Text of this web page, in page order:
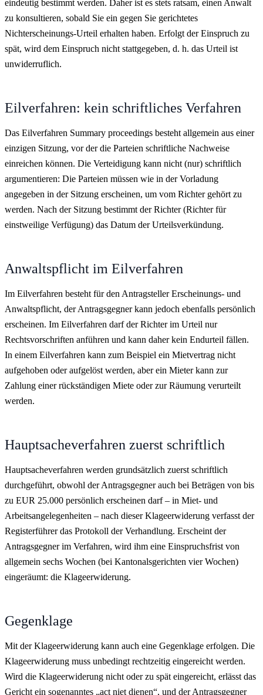
eindeutig bestimmt werden. Daher ist es stets ratsam, einen Anwalt
zu konsultieren, sobald Sie ein gegen Sie gerichtetes
Nichterscheinungs-Urteil erhalten haben. Erfolgt der Einspruch zu
spät, wird dem Einspruch nicht stattgegeben, d. h. das Urteil ist
unwiderruflich.
Eilverfahren: kein schriftliches Verfahren
Das Eilverfahren Summary proceedings besteht allgemein aus einer
einzigen Sitzung, vor der die Parteien schriftliche Nachweise
einreichen können. Die Verteidigung kann nicht (nur) schriftlich
argumentieren: Die Parteien müssen wie in der Vorladung
angegeben in der Sitzung erscheinen, um vom Richter gehört zu
werden. Nach der Sitzung bestimmt der Richter (Richter für
einstweilige Verfügung) das Datum der Urteilsverkündung.
Anwaltspflicht im Eilverfahren
Im Eilverfahren besteht für den Antragsteller Erscheinungs- und
Anwaltspflicht, der Antragsgegner kann jedoch ebenfalls persönlich
erscheinen. Im Eilverfahren darf der Richter im Urteil nur
Rechtsvorschriften anführen und kann daher kein Endurteil fällen.
In einem Eilverfahren kann zum Beispiel ein Mietvertrag nicht
aufgehoben oder aufgelöst werden, aber ein Mieter kann zur
Zahlung einer rückständigen Miete oder zur Räumung verurteilt
werden.
Hauptsacheverfahren zuerst schriftlich
Hauptsacheverfahren werden grundsätzlich zuerst schriftlich
durchgeführt, obwohl der Antragsgegner auch bei Beträgen von bis
zu EUR 25.000 persönlich erscheinen darf – in Miet- und
Arbeitsangelegenheiten – nach dieser Klageerwiderung verfasst der
Registerführer das Protokoll der Verhandlung. Erscheint der
Antragsgegner im Verfahren, wird ihm eine Einspruchsfrist von
allgemein sechs Wochen (bei Kantonalsgerichten vier Wochen)
eingeräumt: die Klageerwiderung.
Gegenklage
Mit der Klageerwiderung kann auch eine Gegenklage erfolgen. Die
Klageerwiderung muss unbedingt rechtzeitig eingereicht werden.
Wird die Klageerwiderung nicht oder zu spät eingereicht, erlässt das
Gericht ein sogenanntes „act niet dienen“, und der Antragsgegner